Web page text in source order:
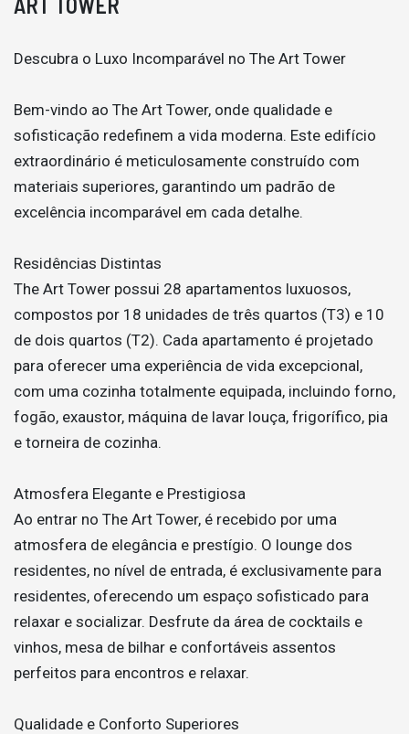
Descubra o Luxo Incomparável no The Art Tower
Bem-vindo ao The Art Tower, onde qualidade e
sofisticação redefinem a vida moderna. Este edifício
extraordinário é meticulosamente construído com
materiais superiores, garantindo um padrão de
excelência incomparável em cada detalhe.
Residências Distintas
The Art Tower possui 28 apartamentos luxuosos,
compostos por 18 unidades de três quartos (T3) e 10
de dois quartos (T2). Cada apartamento é projetado
para oferecer uma experiência de vida excepcional,
com uma cozinha totalmente equipada, incluindo forno,
fogão, exaustor, máquina de lavar louça, frigorífico, pia
e torneira de cozinha.
Atmosfera Elegante e Prestigiosa
Ao entrar no The Art Tower, é recebido por uma
atmosfera de elegância e prestígio. O lounge dos
residentes, no nível de entrada, é exclusivamente para
residentes, oferecendo um espaço sofisticado para
relaxar e socializar. Desfrute da área de cocktails e
vinhos, mesa de bilhar e confortáveis assentos
perfeitos para encontros e relaxar.
Qualidade e Conforto Superiores